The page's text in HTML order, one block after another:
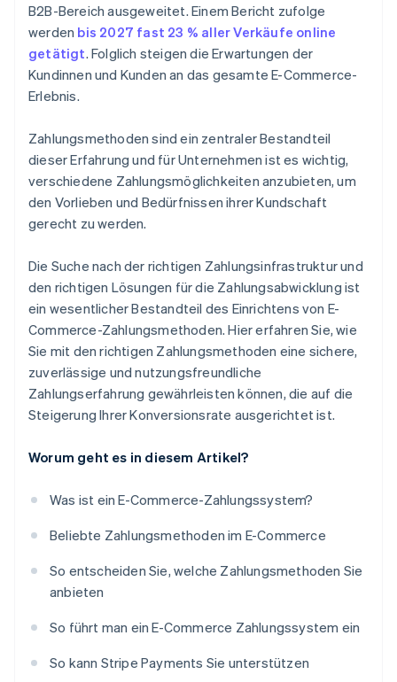
B2B-Bereich ausgeweitet. Einem Bericht zufolge
werden bis 2027 fast 23 % aller Verkäufe online
getätigt. Folglich steigen die Erwartungen der
Kundinnen und Kunden an das gesamte E-Commerce-
Erlebnis.
Zahlungsmethoden sind ein zentraler Bestandteil
dieser Erfahrung und für Unternehmen ist es wichtig,
verschiedene Zahlungsmöglichkeiten anzubieten, um
den Vorlieben und Bedürfnissen ihrer Kundschaft
gerecht zu werden.
Die Suche nach der richtigen Zahlungsinfrastruktur und
den richtigen Lösungen für die Zahlungsabwicklung ist
ein wesentlicher Bestandteil des Einrichtens von E-
Commerce-Zahlungsmethoden. Hier erfahren Sie, wie
Sie mit den richtigen Zahlungsmethoden eine sichere,
zuverlässige und nutzungsfreundliche
Zahlungserfahrung gewährleisten können, die auf die
Steigerung Ihrer Konversionsrate ausgerichtet ist.
Worum geht es in diesem Artikel?
Was ist ein E-Commerce-Zahlungssystem?
Beliebte Zahlungsmethoden im E-Commerce
So entscheiden Sie, welche Zahlungsmethoden Sie
anbieten
So führt man ein E-Commerce Zahlungssystem ein
So kann Stripe Payments Sie unterstützen